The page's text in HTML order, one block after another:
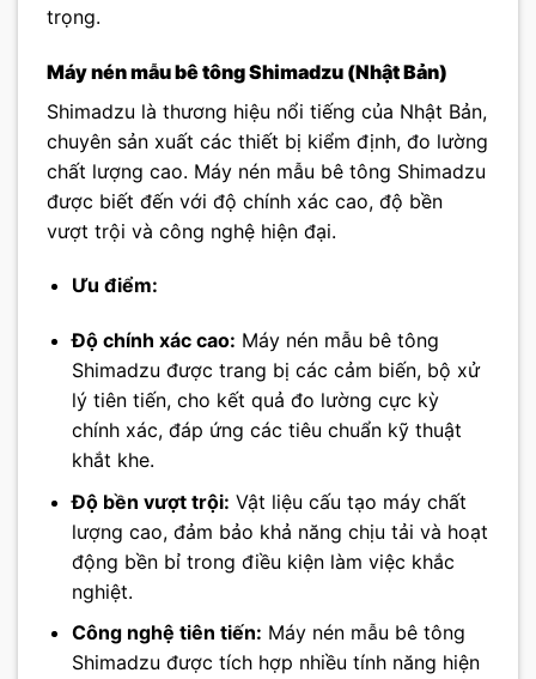
trọng.
Máy nén mẫu bê tông Shimadzu (Nhật Bản)
Shimadzu là thương hiệu nổi tiếng của Nhật Bản,
chuyên sản xuất các thiết bị kiểm định, đo lường
chất lượng cao. Máy nén mẫu bê tông Shimadzu
được biết đến với độ chính xác cao, độ bền
vượt trội và công nghệ hiện đại.
Ưu điểm:
Độ chính xác cao: Máy nén mẫu bê tông
Shimadzu được trang bị các cảm biến, bộ xử
lý tiên tiến, cho kết quả đo lường cực kỳ
chính xác, đáp ứng các tiêu chuẩn kỹ thuật
khắt khe.
Độ bền vượt trội: Vật liệu cấu tạo máy chất
lượng cao, đảm bảo khả năng chịu tải và hoạt
động bền bỉ trong điều kiện làm việc khắc
nghiệt.
Công nghệ tiên tiến: Máy nén mẫu bê tông
Shimadzu được tích hợp nhiều tính năng hiện